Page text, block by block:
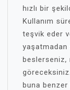
hızlı bir
Kullanım
teşvik eder
beslerseniz,
buna